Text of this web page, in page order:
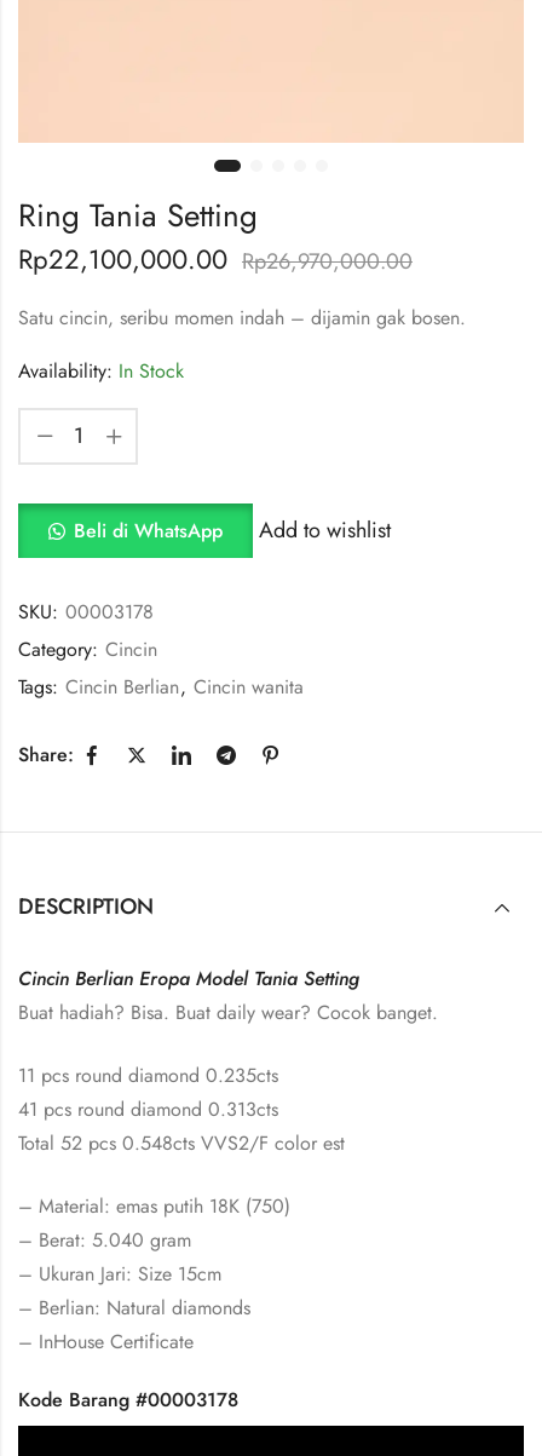
Ring Tania Setting
Rp22,100,000.00 Rp26,970,000.00
Satu cincin, seribu momen indah – dijamin gak bosen.
Availability: In Stock
Beli di WhatsApp Add to wishlist
SKU: 00003178
Category: Cincin
Tags: Cincin Berlian, Cincin wanita
Share:
DESCRIPTION
Cincin Berlian Eropa Model Tania Setting
Buat hadiah? Bisa. Buat daily wear? Cocok banget.
11 pcs round diamond 0.235cts
41 pcs round diamond 0.313cts
Total 52 pcs 0.548cts VVS2/F color est
– Material: emas putih 18K (750)
– Berat: 5.040 gram
– Ukuran Jari: Size 15cm
– Berlian: Natural diamonds
– InHouse Certificate
Kode Barang #00003178